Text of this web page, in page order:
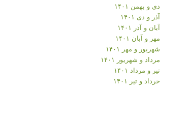
دی و بهمن ۱۴۰۱
آذر و دی ۱۴۰۱
آبان و آذر ۱۴۰۱
مهر و آبان ۱۴۰۱
شهریور و مهر ۱۴۰۱
مرداد و شهریور ۱۴۰۱
تیر و مرداد ۱۴۰۱
خرداد و تیر ۱۴۰۱